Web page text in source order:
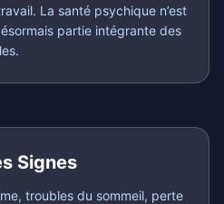
La santé psychique n’est
partie intégrante des
Signes
troubles du sommeil, perte